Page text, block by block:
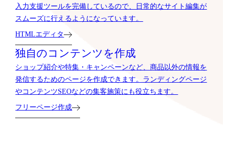
入力支援ツールを完備しているので、日常的なサイト編集が
スムーズに行えるようになっています。
HTMLエディタ
独自のコンテンツを作成
ショップ紹介や特集・キャンペーンなど、商品以外の情報を
発信するためのページを作成できます。ランディングページ
やコンテンツSEOなどの集客施策にも役立ちます。
フリーページ作成